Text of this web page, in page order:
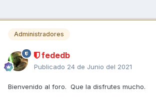
Administradores
fededb
Publicado 24 de Junio del 2021
Bienvenido al foro. Que la disfrutes mucho.